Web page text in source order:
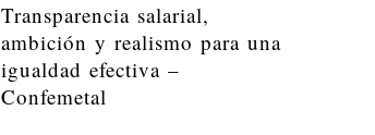
Transparencia salarial,
ambición y realismo para una
igualdad efectiva –
Confemetal